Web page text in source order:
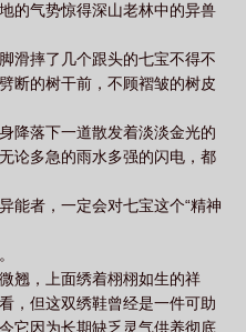
的气势惊得深山老林中的异兽
滑摔了几个跟头的七宝不得不
断的树干前，不顾褶皱的树皮
降落下一道散发着淡淡金光的
论多急的雨水多强的闪电，都
能者，一定会对七宝这个“精神
翘，上面绣着栩栩如生的祥
，但这双绣鞋曾经是一件可助
它因为长期缺乏灵气供养彻底